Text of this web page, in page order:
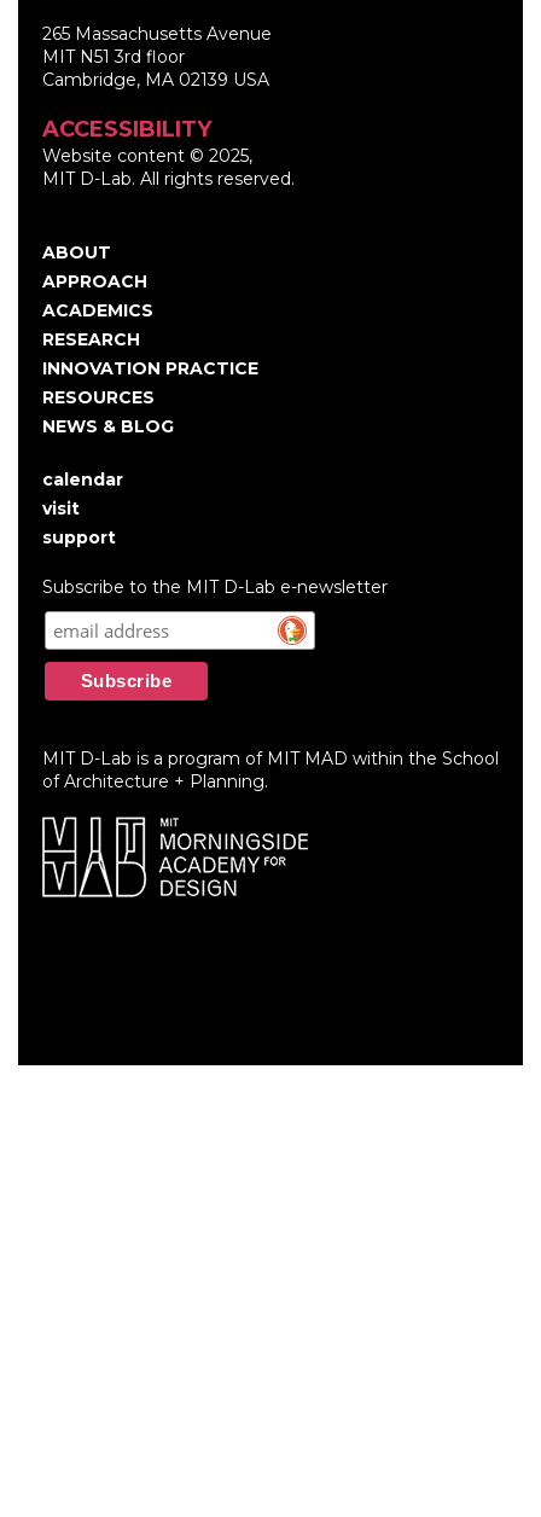
265 Massachusetts Avenue
MIT N51 3rd floor
Cambridge, MA 02139 USA
ACCESSIBILITY
Website content © 2025,
MIT D-Lab. All rights reserved.
Main
navigation
ABOUT
APPROACH
ACADEMICS
RESEARCH
INNOVATION PRACTICE
RESOURCES
NEWS & BLOG
User
account
menu
calendar
visit
support
Subscribe to the MIT D-Lab e-newsletter
MIT D-Lab is a program of MIT MAD within the School
of Architecture + Planning.